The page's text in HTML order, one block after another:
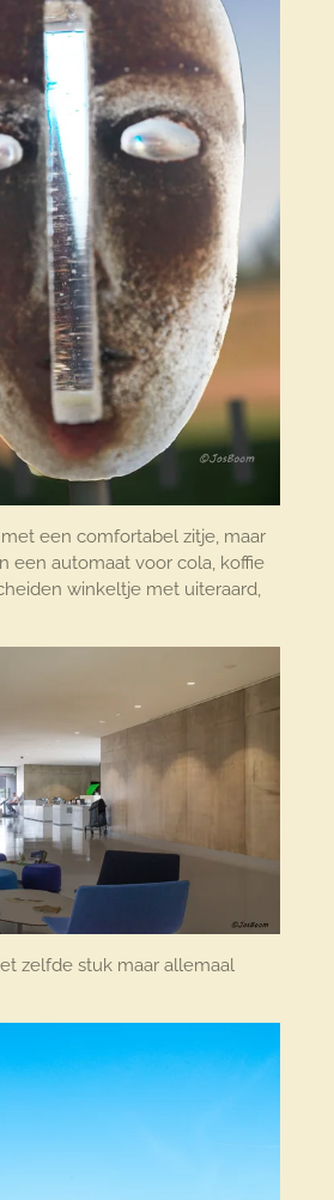
een comfortabel zitje, maar
een automaat voor cola, koffie
winkeltje met uiteraard,
zelfde stuk maar allemaal